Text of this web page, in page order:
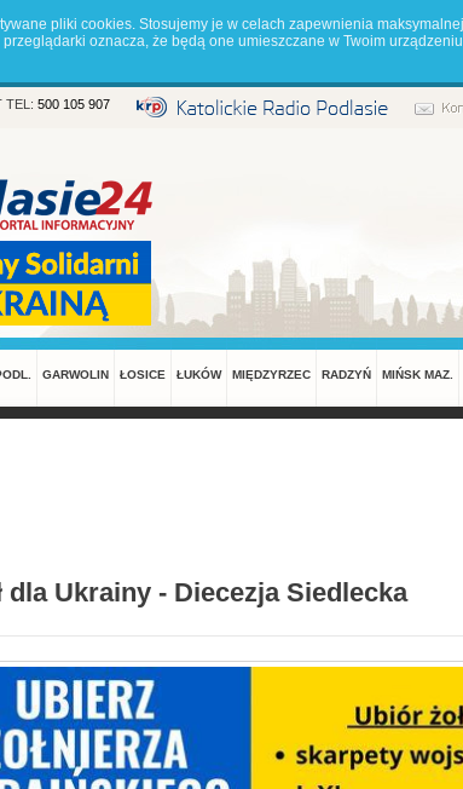
pliki cookies. Stosujemy je w celach zapewnienia
oznacza, że będą one umieszczane w Twoim
TEL: 500 105 907
GARWOLIN ŁOSICE ŁUKÓW MIĘDZYRZEC RADZYŃ MIŃSK MAZ.
dla Ukrainy - Diecezja Siedlecka